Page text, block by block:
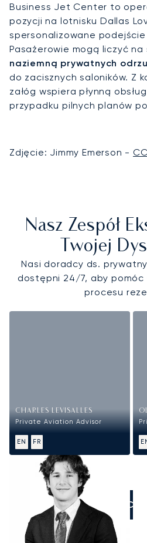
Business Jet Center to
pozycji na lotnisku Dallas
spersonalizowane
Pasażerowie mogą liczyć na
naziemną prywatnych
do zacisznych saloników. Z
załóg wspiera płynną
przypadku pilnych planów
Zdjęcie: Jimmy Emerson -
Nasz Zespół
Twojej
Nasi doradcy ds.
dostępni 24/7, aby pomóc
procesu
CHARLES LEVISALLES
Private Aviation Advisor
EN FR